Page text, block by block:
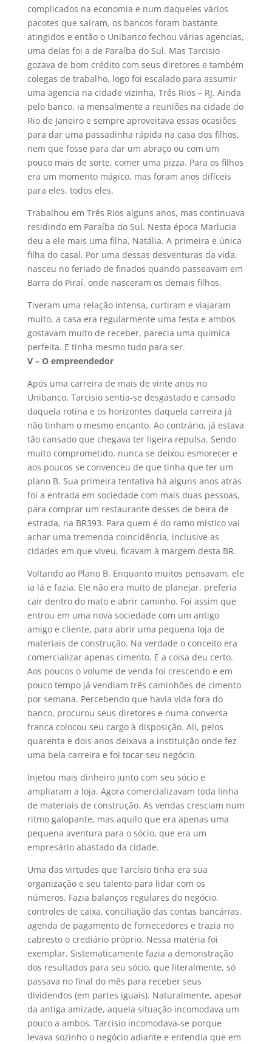
complicados na economia e num daqueles vários
pacotes que saíram, os bancos foram bastante
atingidos e então o Unibanco fechou várias agencias,
uma delas foi a de Paraíba do Sul. Mas Tarcisio
gozava de bom crédito com seus diretores e também
colegas de trabalho, logo foi escalado para assumir
uma agencia na cidade vizinha, Três Rios – RJ. Ainda
pelo banco, ia mensalmente a reuniões na cidade do
Rio de Janeiro e sempre aproveitava essas ocasiões
para dar uma passadinha rápida na casa dos filhos,
nem que fosse para dar um abraço ou com um
pouco mais de sorte, comer uma pizza. Para os filhos
era um momento mágico, mas foram anos difíceis
para eles, todos eles.
Trabalhou em Três Rios alguns anos, mas continuava
residindo em Paraíba do Sul. Nesta época Marlucia
deu a ele mais uma filha, Natália. A primeira e única
filha do casal. Por uma dessas desventuras da vida,
nasceu no feriado de finados quando passeavam em
Barra do Piraí, onde nasceram os demais filhos.
Tiveram uma relação intensa, curtiram e viajaram
muito, a casa era regularmente uma festa e ambos
gostavam muito de receber, parecia uma química
perfeita. E tinha mesmo tudo para ser.
V – O empreendedor
Após uma carreira de mais de vinte anos no
Unibanco, Tarcisio sentia-se desgastado e cansado
daquela rotina e os horizontes daquela carreira já
não tinham o mesmo encanto. Ao contrário, já estava
tão cansado que chegava ter ligeira repulsa. Sendo
muito comprometido, nunca se deixou esmorecer e
aos poucos se convenceu de que tinha que ter um
plano B. Sua primeira tentativa há alguns anos atrás
foi a entrada em sociedade com mais duas pessoas,
para comprar um restaurante desses de beira de
estrada, na BR393. Para quem é do ramo místico vai
achar uma tremenda coincidência, inclusive as
cidades em que viveu, ficavam à margem desta BR.
Voltando ao Plano B. Enquanto muitos pensavam, ele
ia lá e fazia. Ele não era muito de planejar, preferia
cair dentro do mato e abrir caminho. Foi assim que
entrou em uma nova sociedade com um antigo
amigo e cliente, para abrir uma pequena loja de
materiais de construção. Na verdade o conceito era
comercializar apenas cimento. E a coisa deu certo.
Aos poucos o volume de venda foi crescendo e em
pouco tempo já vendiam três caminhões de cimento
por semana. Percebendo que havia vida fora do
banco, procurou seus diretores e numa conversa
franca colocou seu cargo à disposição. Ali, pelos
quarenta e dois anos deixava a instituição onde fez
uma bela carreira e foi tocar seu negócio.
Injetou mais dinheiro junto com seu sócio e
ampliaram a loja. Agora comercializavam toda linha
de materiais de construção. As vendas cresciam num
ritmo galopante, mas aquilo que era apenas uma
pequena aventura para o sócio, que era um
empresário abastado da cidade.
Uma das virtudes que Tarcísio tinha era sua
organização e seu talento para lidar com os
números. Fazia balanços regulares do negócio,
controles de caixa, conciliação das contas bancárias,
agenda de pagamento de fornecedores e trazia no
cabresto o crediário próprio. Nessa matéria foi
exemplar. Sistematicamente fazia a demonstração
dos resultados para seu sócio, que literalmente, só
passava no final do mês para receber seus
dividendos (em partes iguais). Naturalmente, apesar
da antiga amizade, aquela situação incomodava um
pouco a ambos. Tarcisio incomodava-se porque
levava sozinho o negócio adiante e entendia que em